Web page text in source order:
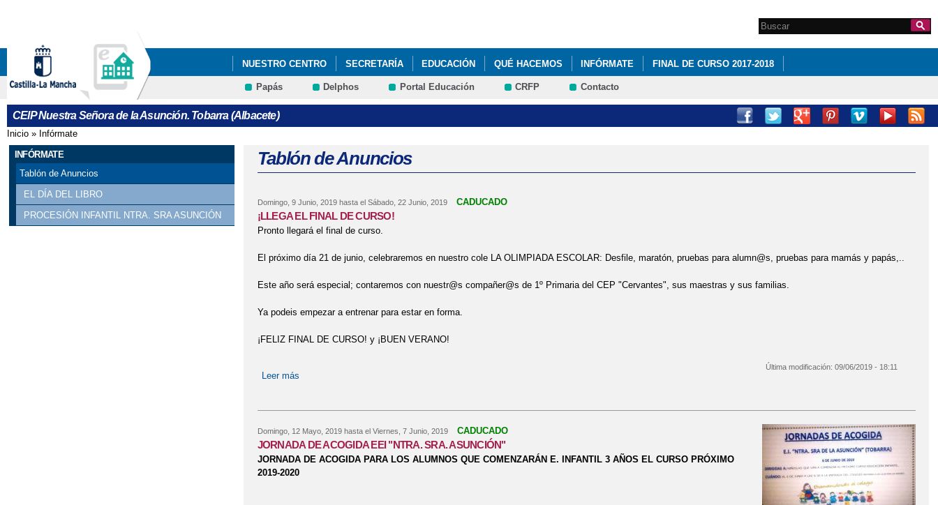
Formulario de
búsqueda
Search this site
NUESTRO CENTRO SECRETARÍA EDUCACIÓN QUÉ HACEMOS INFÓRMATE FINAL DE CURSO 2017-2018
PREPARANDO NUESTRA SEMANA SANTA
Papás Delphos Portal Educación CRFP Contacto
CEIP Nuestra Señora de la Asunción. Tobarra (Albacete)
Se encuentra usted aquí
Inicio » Infórmate
INFÓRMATE
Tablón de Anuncios
EL DÍA DEL LIBRO
PROCESIÓN INFANTIL NTRA. SRA ASUNCIÓN
Tablón de Anuncios
Domingo, 9 Junio, 2019hasta el Sábado, 22 Junio, 2019 CADUCADO
¡LLEGA EL FINAL DE CURSO!
Pronto llegará el final de curso.
El próximo día 21 de junio, celebraremos en nuestro cole LA OLIMPIADA ESCOLAR: Desfile, maratón, pruebas para alumn@s, pruebas para mamás y papás,..
Este año será especial; contaremos con nuestr@s compañer@s de 1º Primaria del CEP "Cervantes", sus maestras y sus familias.
Ya podeis empezar a entrenar para estar en forma.
¡FELIZ FINAL DE CURSO! y ¡BUEN VERANO!
Leer más
Última modificación: 09/06/2019 - 18:11
Domingo, 12 Mayo, 2019hasta el Viernes, 7 Junio, 2019 CADUCADO
JORNADA DE ACOGIDA EEI "NTRA. SRA. ASUNCIÓN"
JORNADA DE ACOGIDA PARA LOS ALUMNOS QUE COMENZARÁN E. INFANTIL 3 AÑOS EL CURSO PRÓXIMO
2019-2020